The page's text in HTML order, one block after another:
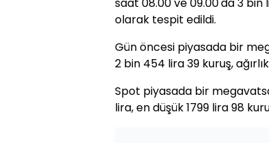
saat 08.00 ve 09.00'da 3 bin
olarak tespit edildi.
Gün öncesi piyasada bir
2 bin 454 lira 39 kuruş,
Spot piyasada bir
lira, en düşük 1799 lira 98